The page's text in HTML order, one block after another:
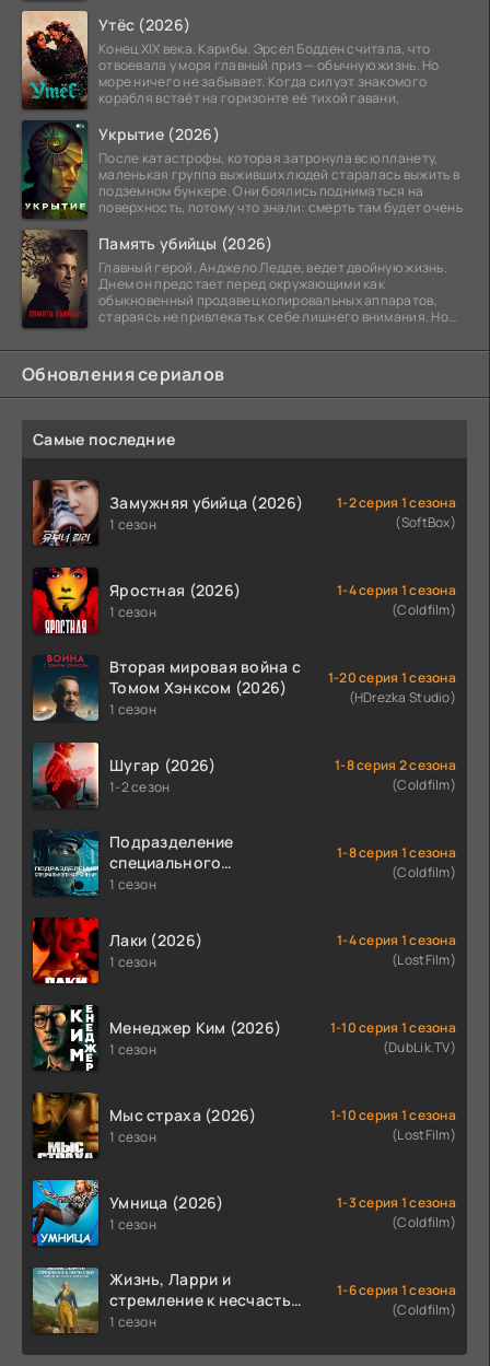
Утёс (2026)
Конец XIX века. Карибы. Эрсел Бодден считала, что
отвоевала у моря главный приз — обычную жизнь. Но
море ничего не забывает. Когда силуэт знакомого
корабля встаёт на горизонте её тихой гавани,
Укрытие (2026)
После катастрофы, которая затронула всю планету,
маленькая группа выживших людей старалась выжить в
подземном бункере. Они боялись подниматься на
поверхность, потому что знали: смерть там будет очень
Память убийцы (2026)
Главный герой, Анджело Ледде, ведет двойную жизнь.
Днем он предстает перед окружающими как
обыкновенный продавец копировальных аппаратов,
стараясь не привлекать к себе лишнего внимания. Но
Обновления сериалов
Самые последние
Замужняя убийца (2026)
1 сезон
1-2 серия 1 сезона
(SoftBox)
Яростная (2026)
1 сезон
1-4 серия 1 сезона
(Coldfilm)
Вторая мировая война с
Томом Хэнксом (2026)
1 сезон
1-20 серия 1 сезона
(HDrezka Studio)
Шугар (2026)
1-2 сезон
1-8 серия 2 сезона
(Coldfilm)
Подразделение
специального
назначения (2026)
1 сезон
1-8 серия 1 сезона
(Coldfilm)
Лаки (2026)
1 сезон
1-4 серия 1 сезона
(LostFilm)
Менеджер Ким (2026)
1 сезон
1-10 серия 1 сезона
(DubLik.TV)
Мыс страха (2026)
1 сезон
1-10 серия 1 сезона
(LostFilm)
Умница (2026)
1 сезон
1-3 серия 1 сезона
(Coldfilm)
Жизнь, Ларри и
стремление к несчастью:
Почти история Америки
1 сезон
1-6 серия 1 сезона
(Coldfilm)